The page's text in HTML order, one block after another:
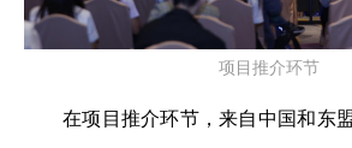
项目推介环节
在项目推介环节，来自中国和东